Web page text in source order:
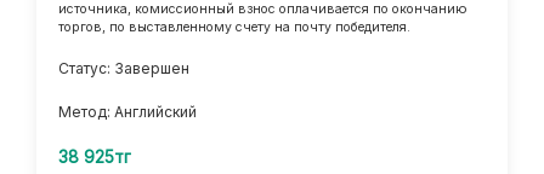
источника, комиссионный взнос оплачивается по окончанию
торгов, по выставленному счету на почту победителя.
Статус: Завершен
Метод: Английский
38 925тг